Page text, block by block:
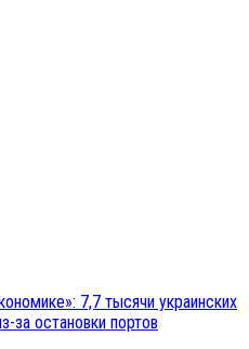
7,7 тысячи украинских
за остановки портов